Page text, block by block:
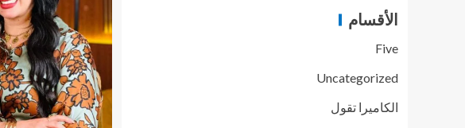
الأقسام
Five
Uncategorized
الكاميرا تقول